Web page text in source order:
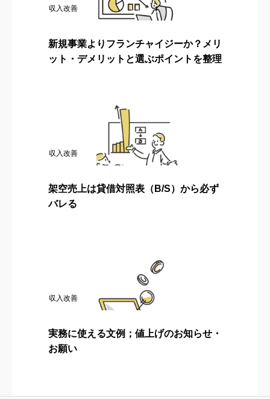
収入改善
新規事業よりフランチャイジーか？メリ
ット・デメリットと選ぶポイントを整理
収入改善
架空売上は貸借対照表（B/S）から必ず
バレる
収入改善
実務に使える文例；値上げのお知らせ・
お願い